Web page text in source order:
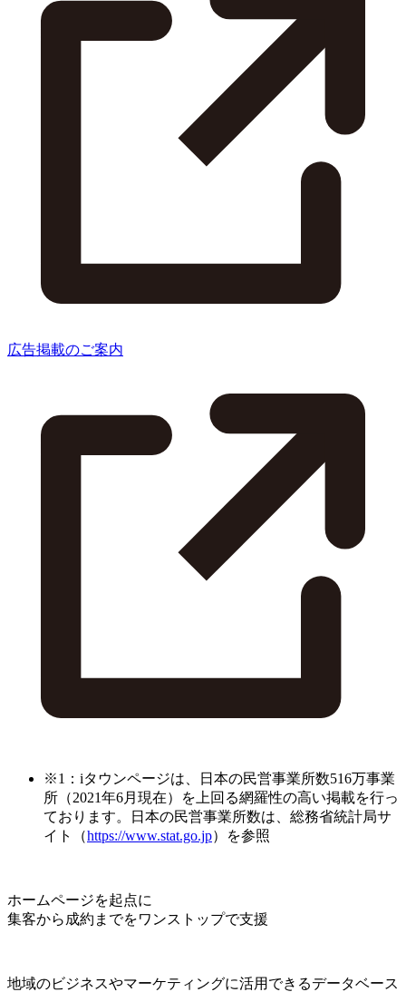
広告掲載のご案内
※1：iタウンページは、日本の民営事業所数516万事業
所（2021年6月現在）を上回る網羅性の高い掲載を行っ
ております。日本の民営事業所数は、総務省統計局サ
イト（https://www.stat.go.jp）を参照
ホームページを起点に
集客から成約までをワンストップで支援
地域のビジネスやマーケティングに活用できるデータベース